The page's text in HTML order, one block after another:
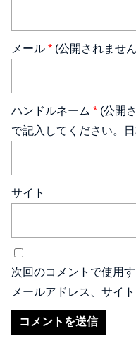
メール * (公開されませ
ハンドルネーム * (公開
で記入してください。
サイト
次回のコメントで使用
メールアドレス、サイト